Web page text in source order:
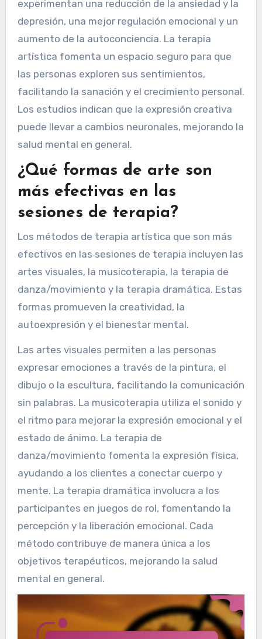
experimentan una reducción de la ansiedad y la
depresión, una mejor regulación emocional y un
aumento de la autoconciencia. La terapia
artística fomenta un espacio seguro para que
las personas exploren sus sentimientos,
facilitando la sanación y el crecimiento personal.
Los estudios indican que la expresión creativa
puede llevar a cambios neuronales, mejorando la
salud mental en general.
¿Qué formas de arte son
más efectivas en las
sesiones de terapia?
Los métodos de terapia artística que son más
efectivos en las sesiones de terapia incluyen las
artes visuales, la musicoterapia, la terapia de
danza/movimiento y la terapia dramática. Estas
formas promueven la creatividad, la
autoexpresión y el bienestar mental.
Las artes visuales permiten a las personas
expresar emociones a través de la pintura, el
dibujo o la escultura, facilitando la comunicación
sin palabras. La musicoterapia utiliza el sonido y
el ritmo para mejorar la expresión emocional y el
estado de ánimo. La terapia de
danza/movimiento fomenta la expresión física,
ayudando a los clientes a conectar cuerpo y
mente. La terapia dramática involucra a los
participantes en juegos de rol, fomentando la
percepción y la liberación emocional. Cada
método contribuye de manera única a los
objetivos terapéuticos, mejorando la salud
mental en general.